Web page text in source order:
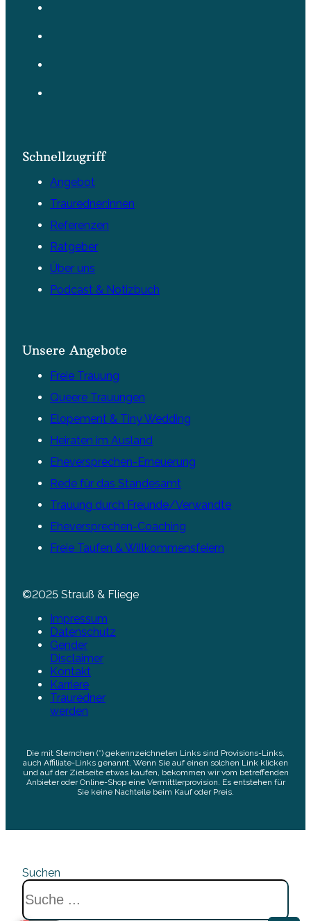
Schnellzugriff
Angebot
Trauredner:innen
Referenzen
Ratgeber
Über uns
Podcast & Notizbuch
Unsere Angebote
Freie Trauung
Queere Trauungen
Elopement & Tiny Wedding
Heiraten im Ausland
Eheversprechen-Erneuerung
Rede für das Standesamt
Trauung durch Freunde/Verwandte
Eheversprechen-Coaching
Freie Taufen & Willkommensfeiern
©2025 Strauß & Fliege
Impressum
Datenschutz
Gender
Disclaimer
Kontakt
Karriere
Trauredner
werden
Die mit Sternchen (*) gekennzeichneten Links sind Provisions-Links,
auch Affiliate-Links genannt. Wenn Sie auf einen solchen Link klicken
und auf der Zielseite etwas kaufen, bekommen wir vom betreffenden
Anbieter oder Online-Shop eine Vermittlerprovision. Es entstehen für
Sie keine Nachteile beim Kauf oder Preis.
Suchen